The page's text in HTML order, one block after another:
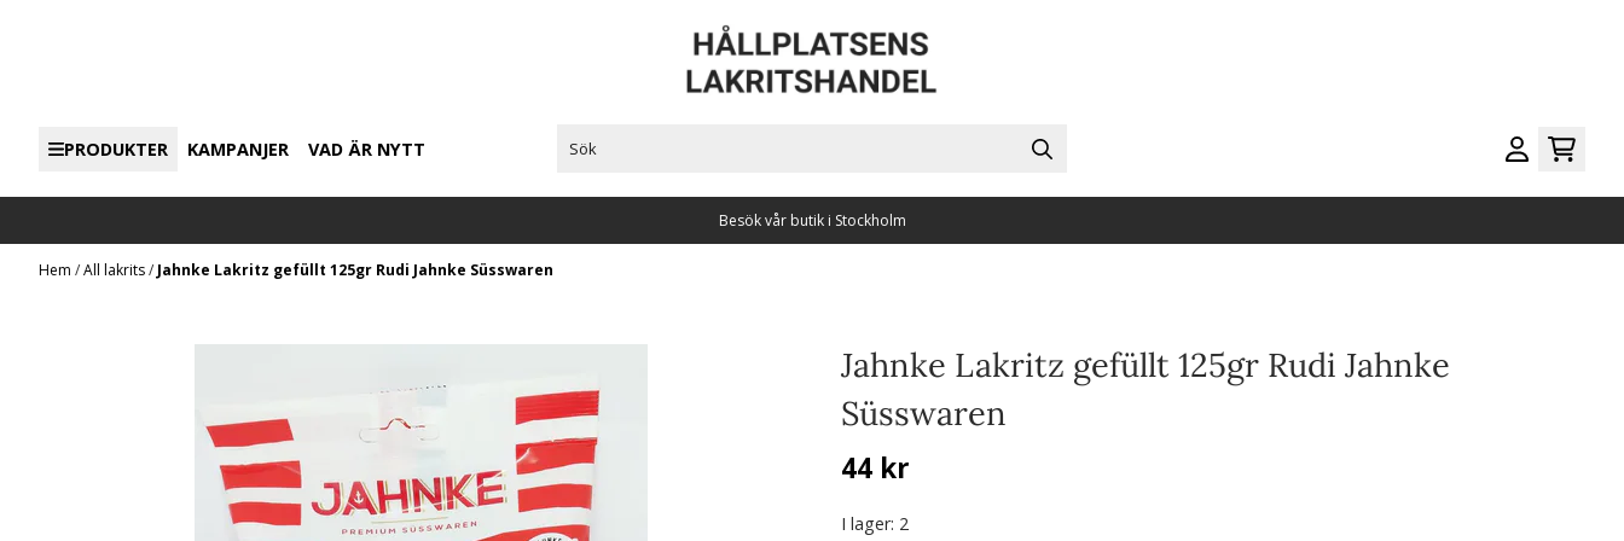
PRODUKTER KAMPANJER VAD ÄR NYTT
Besök vår butik i Stockholm
Hem /All lakrits/Jahnke Lakritz gefüllt 125gr Rudi Jahnke Süsswaren
Jahnke Lakritz gefüllt 125gr Rudi Jahnke
Süsswaren
44 kr
I lager: 2